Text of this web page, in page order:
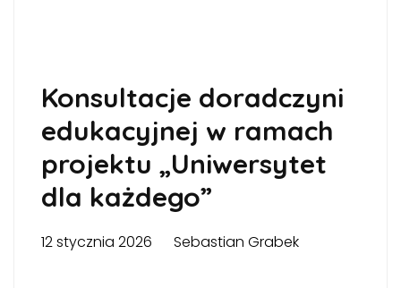
Konsultacje doradczyni
edukacyjnej w ramach
projektu „Uniwersytet
dla każdego”
12 stycznia 2026 Sebastian Grabek